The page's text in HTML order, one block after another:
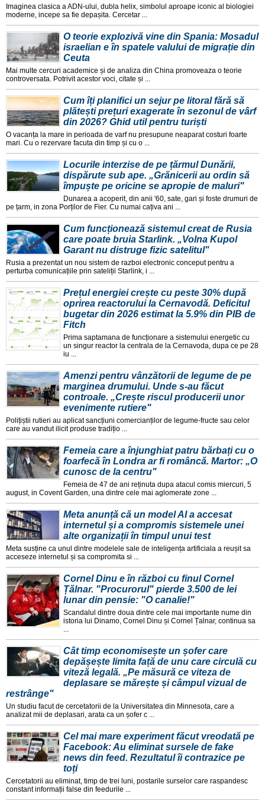
Imaginea clasica a ADN-ului, dubla helix, simbolul aproape iconic al biologiei
moderne, incepe sa fie depașita. Cercetar ...
O teorie explozivă vine din Spania: Mosadul
israelian e în spatele valului de migrație din
Ceuta
Mai multe cercuri academice și de analiza din China promoveaza o teorie
controversata. Potrivit acestor voci, citate și ...
Cum îți planifici un sejur pe litoral fără să
plătești prețuri exagerate în sezonul de vârf
din 2026? Ghid util pentru turiști
O vacanța la mare in perioada de varf nu presupune neaparat costuri foarte
mari. Cu o rezervare facuta din timp și cu o ...
Locurile interzise de pe țărmul Dunării,
dispărute sub ape. „Grănicerii au ordin să
împuște pe oricine se apropie de maluri"
Dunarea a acoperit, din anii '60, sate, gari și foste drumuri de
pe țarm, in zona Porților de Fier. Cu numai cațiva ani ...
Cum funcționează sistemul creat de Rusia
care poate bruia Starlink. „Volna Kupol
Garant nu distruge fizic satelitul"
Rusia a prezentat un nou sistem de razboi electronic conceput pentru a
perturba comunicațiile prin sateliții Starlink, i ...
Prețul energiei crește cu peste 30% după
oprirea reactorului la Cernavodă. Deficitul
bugetar din 2026 estimat la 5.9% din PIB de
Fitch
Prima saptamana de funcționare a sistemului energetic cu
un singur reactor la centrala de la Cernavoda, dupa ce pe 28
iu ...
Amenzi pentru vânzătorii de legume de pe
marginea drumului. Unde s-au făcut
controale. „Crește riscul producerii unor
evenimente rutiere"
Polițiștii rutieri au aplicat sancțiuni comercianților de legume-fructe sau celor
care au vandut ilicit produse tradițio ...
Femeia care a înjunghiat patru bărbați cu o
foarfecă în Londra ar fi româncă. Martor: „O
cunosc de la centru"
Femeia de 47 de ani reținuta dupa atacul comis miercuri, 5
august, in Covent Garden, una dintre cele mai aglomerate zone ...
Meta anunță că un model AI a accesat
internetul și a compromis sistemele unei
alte organizații în timpul unui test
Meta susține ca unul dintre modelele sale de inteligența artificiala a reușit sa
acceseze internetul și sa compromita si ...
Cornel Dinu e în război cu finul Cornel
Țălnar. "Procurorul" pierde 3.500 de lei
lunar din pensie: "O canalie!"
Scandalul dintre doua dintre cele mai importante nume din
istoria lui Dinamo, Cornel Dinu și Cornel Țalnar, continua sa
...
Cât timp economisește un șofer care
depășește limita față de unu care circulă cu
viteză legală. „Pe măsură ce viteza de
deplasare se mărește și câmpul vizual de
restrânge"
Un studiu facut de cercetatorii de la Universitatea din Minnesota, care a
analizat mii de deplasari, arata ca un șofer c ...
Cel mai mare experiment făcut vreodată pe
Facebook: Au eliminat sursele de fake
news din feed. Rezultatul îi contrazice pe
toți
Cercetatorii au eliminat, timp de trei luni, postarile surselor care raspandesc
constant informații false din feedurile ...